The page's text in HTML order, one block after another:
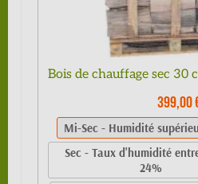
Bois de chauffage sec 30
399,00
Mi-Sec - Humidité
Sec - Taux d'humidité
24%